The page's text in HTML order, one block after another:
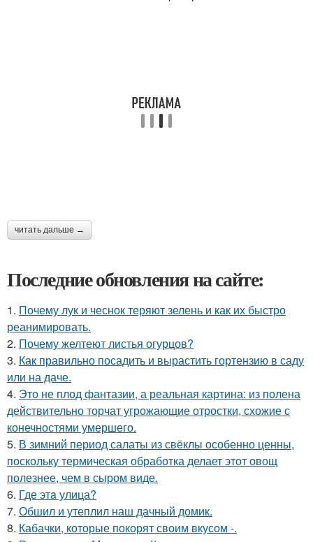
читать дальше →
Последние обновления на сайте:
1. Почему лук и чеснок теряют зелень и как их быстро
реанимировать.
2. Почему желтеют листья огурцов?
3. Как правильно посадить и вырастить гортензию в саду
или на даче.
4. Это не плод фантазии, а реальная картина: из полена
действительно торчат угрожающие отростки, схожие с
конечностями умершего.
5. В зимний период салаты из свёклы особенно ценны,
поскольку термическая обработка делает этот овощ
полезнее, чем в сыром виде.
6. Где этa улица?
7. Обшил и утеплил наш дачный домик.
8. Кабачки, которые покорят своим вкусом -.